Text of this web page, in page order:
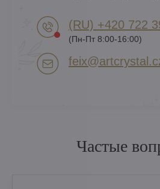
(RU) +420 722
(Пн-Пт 8:00-16:00)
Частые